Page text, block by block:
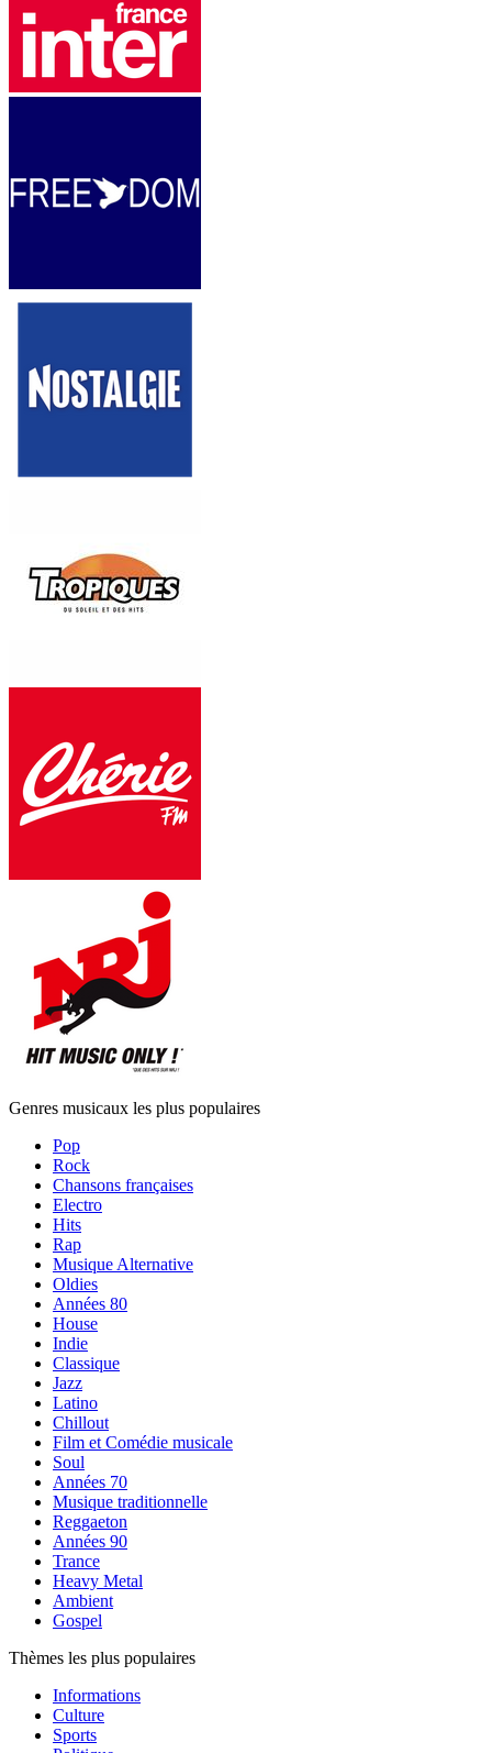
Genres musicaux les plus populaires
Pop
Rock
Chansons françaises
Electro
Hits
Rap
Musique Alternative
Oldies
Années 80
House
Indie
Classique
Jazz
Latino
Chillout
Film et Comédie musicale
Soul
Années 70
Musique traditionnelle
Reggaeton
Années 90
Trance
Heavy Metal
Ambient
Gospel
Thèmes les plus populaires
Informations
Culture
Sports